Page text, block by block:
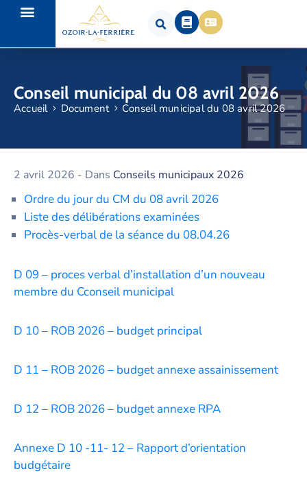
Conseil municipal du 08 avril 2026
Accueil Document Conseil municipal du 08 avril 2026
2 avril 2026 - Dans Conseils municipaux 2026
Ordre du jour du CM du 08 avril 2026
Liste des délibérations examinées
Procès-verbal de la séance du 08.04.26
D 09 – proces verbal d’installation d’un nouveau
membre du Cconseil municipal
D 10 – ROB 2026 – budget principal
D 11 – ROB 2026 – budget annexe assainissement
D 12 – ROB 2026 – budget annexe RPA
Annexe D 10 -11- 12 – Rapport d’orientation
budgétaire